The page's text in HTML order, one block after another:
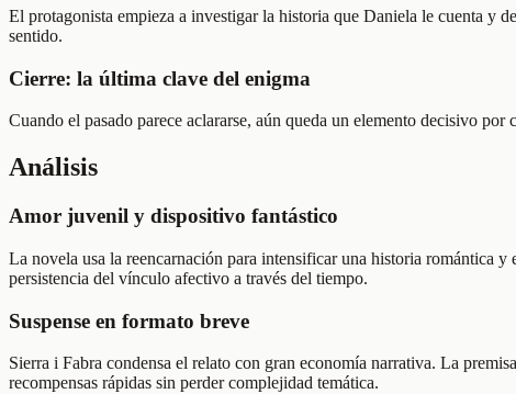
El protagonista empieza a investigar la historia que Daniela le cuenta y
sentido.
Cierre: la última clave del enigma
Cuando el pasado parece aclararse, aún queda un elemento decisivo
Análisis
Amor juvenil y dispositivo fantástico
La novela usa la reencarnación para intensificar una historia romántica
persistencia del vínculo afectivo a través del tiempo.
Suspense en formato breve
Sierra i Fabra condensa el relato con gran economía narrativa. La
recompensas rápidas sin perder complejidad temática.